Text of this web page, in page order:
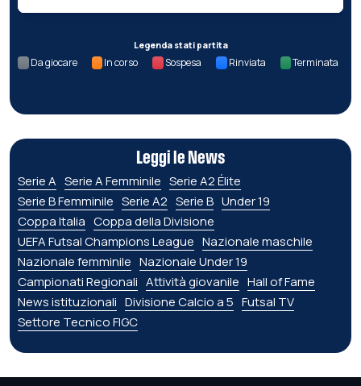
Legenda stati partita
Da giocare In corso Sospesa Rinviata Terminata
Leggi le News
Serie A Serie A Femminile Serie A2 Élite
Serie B Femminile Serie A2 Serie B Under 19
Coppa Italia Coppa della Divisione
UEFA Futsal Champions League Nazionale maschile
Nazionale femminile Nazionale Under 19
Campionati Regionali Attività giovanile Hall of Fame
News istituzionali Divisione Calcio a 5 Futsal TV
Settore Tecnico FIGC